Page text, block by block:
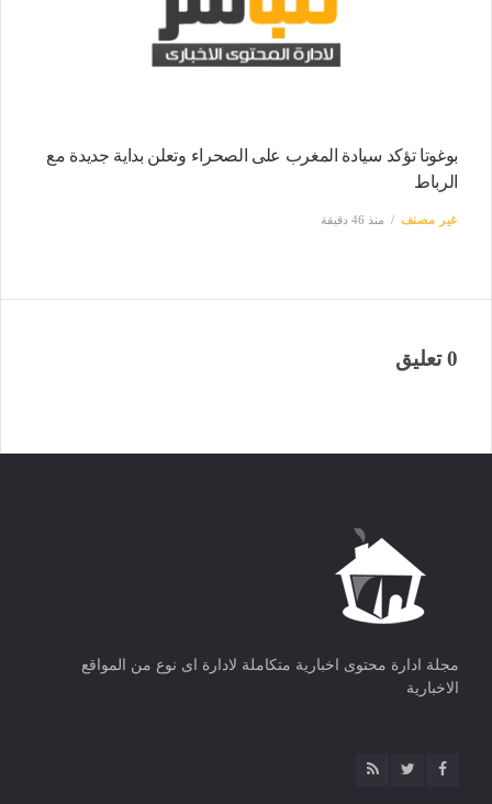
بوغوتا تؤكد سيادة المغرب على الصحراء وتعلن بداية جديدة مع
الرباط
غير مصنف منذ 46 دقيقة
0 تعليق
مجلة ادارة محتوى اخبارية متكاملة لادارة اى نوع من المواقع
الاخبارية